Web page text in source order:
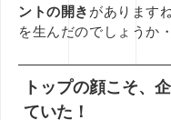
ントの開き があります
を生んだのでしょうか
トップの顔こそ、
ていた！